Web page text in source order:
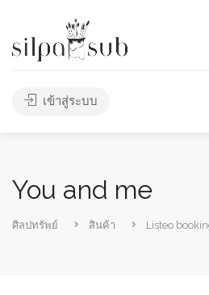
เข้าสู่ระบบ
You and me
ศิลปทรัพย์ สินค้า Listeo